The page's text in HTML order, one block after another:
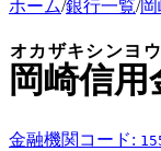
ホーム/銀行一覧/岡
岡崎信用
オカザキシンヨ
金融機関コード: